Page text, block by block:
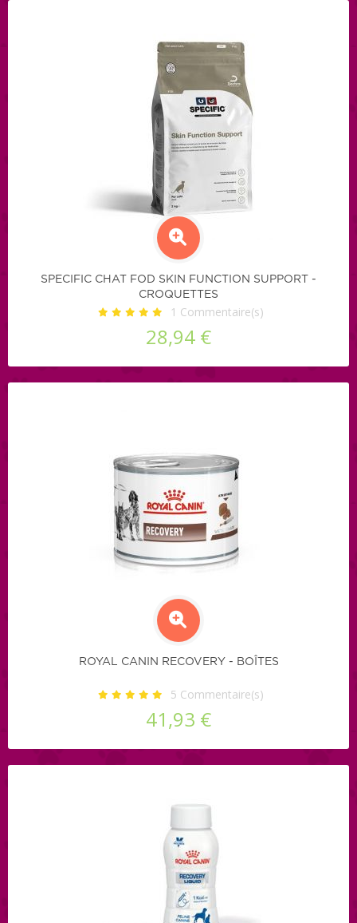
SPECIFIC CHAT FOD SKIN FUNCTION SUPPORT -
CROQUETTES
1 Commentaire(s)
28,94 €
ROYAL CANIN RECOVERY - BOÎTES
5 Commentaire(s)
41,93 €